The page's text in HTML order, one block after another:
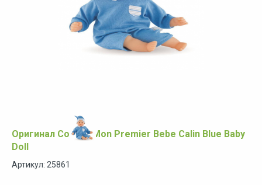
Оригинал Corolle Mon Premier Bebe Calin Blue Baby
Doll
Артикул: 25861